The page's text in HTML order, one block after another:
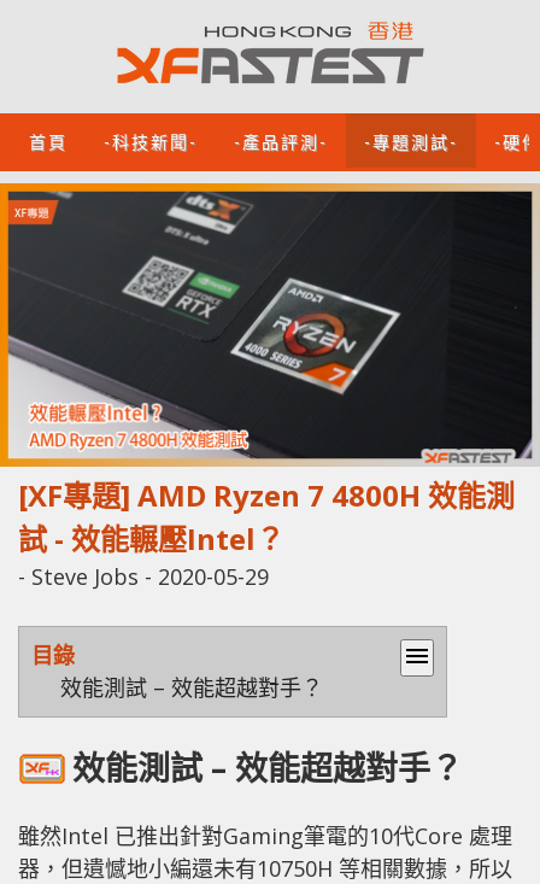
首頁 -科技新聞- -產品評測- -專題測試- -硬
[XF專題] AMD Ryzen 7 4800H 效能測
試 - 效能輾壓Intel？
- Steve Jobs - 2020-05-29
目錄
menu
效能測試 – 效能超越對手？
效能測試 – 效能超越對手？
雖然Intel 已推出針對Gaming筆電的10代Core 處理
器，但遺憾地小編還未有10750H 等相關數據，所以